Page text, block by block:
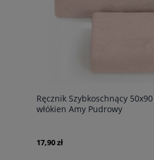
Ręcznik Szybkoschnący
włókien Amy Pudrowy
17,90 zł